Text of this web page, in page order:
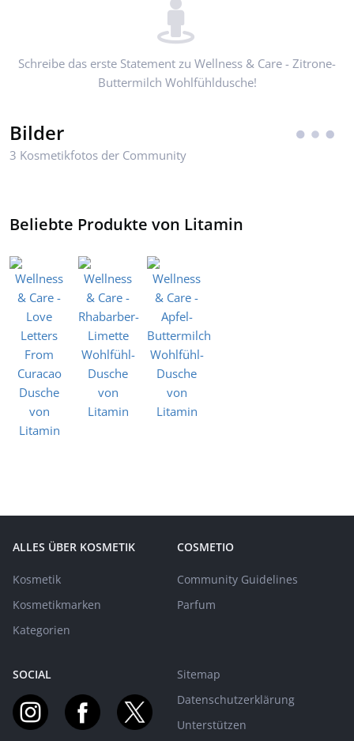
Schreibe das erste Statement zu Wellness & Care - Zitrone-
Buttermilch Wohlfühldusche!
Bilder
3 Kosmetikfotos der Community
Beliebte Produkte von Litamin
ALLES ÜBER KOSMETIK
Kosmetik
Kosmetikmarken
Kategorien
COSMETIO
Community Guidelines
Parfum
SOCIAL
Sitemap
Datenschutzerklärung
Unterstützen